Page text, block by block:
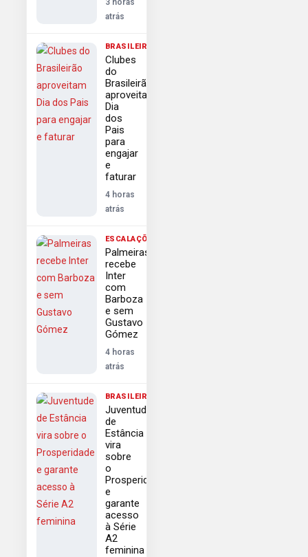
atrás
BRASILEIRÃO
Clubes
do
Brasileirão
aproveitam
Dia
dos
Pais
para
engajar
e
faturar
4 horas
atrás
ESCALAÇÕES
Palmeiras
recebe
Inter
com
Barboza
e sem
Gustavo
Gómez
4 horas
atrás
BRASILEIRÃO
Juventude
de
Estância
vira
sobre
o
Prosperidade
e
garante
acesso
à Série
A2
feminina